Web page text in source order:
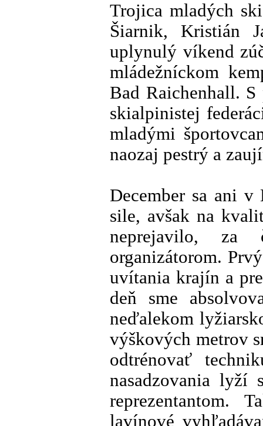
Trojica mladých
Šiarnik, Kristián
uplynulý víkend
mládežníckom
Bad Raichenhall.
skialpinistej
mladými
naozaj pestrý a
December sa ani
sile, avšak na
neprejavilo, za
organizátorom.
uvítania krajín a
deň sme
neďalekom
výškových metrov
odtrénovať
nasadzovania lyží
reprezentantom.
lavínové